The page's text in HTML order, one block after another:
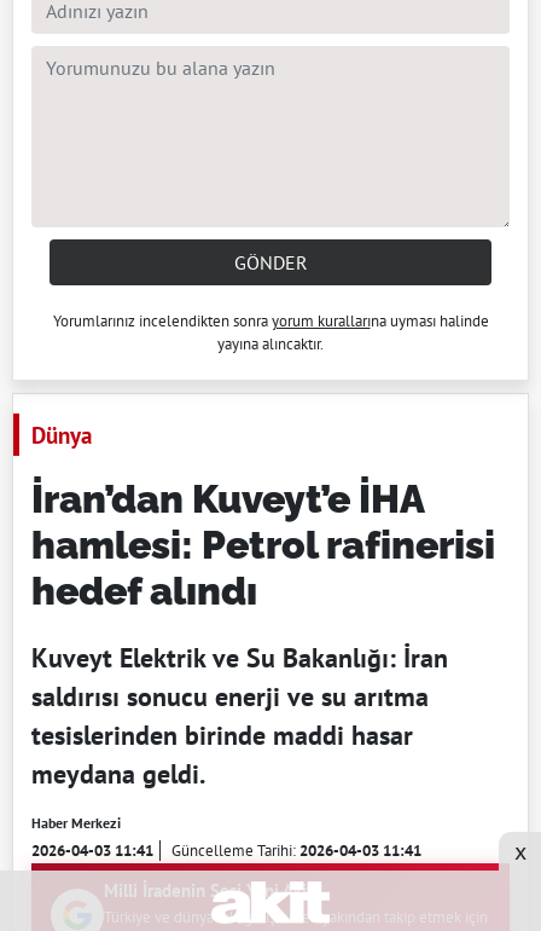
GÖNDER
Yorumlarınız incelendikten sonrayorum kurallarına uyması halinde
yayına alıncaktır.
Dünya
İran’dan Kuveyt’e İHA
hamlesi: Petrol rafinerisi
hedef alındı
Kuveyt Elektrik ve Su Bakanlığı: İran
saldırısı sonucu enerji ve su arıtma
tesislerinden birinde maddi hasar
meydana geldi.
Haber Merkezi
2026-04-03 11:41 Güncelleme Tarihi:2026-04-03 11:41
Milli İradenin Sesi Yeni Akit
Türkiye ve dünyadaki gelişmeleri yakından takip etmek için
x